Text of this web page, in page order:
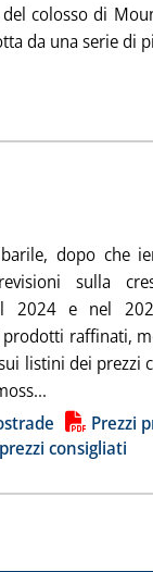
colosso di
da una serie di
dopo che
sulla
2024 e nel
raffinati,
listini dei prezzi
Prezzi
consigliati